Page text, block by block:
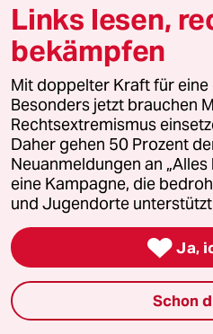
Reisen
Kantine
Shop
Anzeigen
Fragen & Hilfe
Feedback
Links lesen,
bekämpfen
Mit doppelter Kraft für
Besonders jetzt brauchen
Rechtsextremismus
Daher gehen 50 Prozent
Neuanmeldungen an
eine Kampagne, die
und Jugendorte
 Ja,
Schon